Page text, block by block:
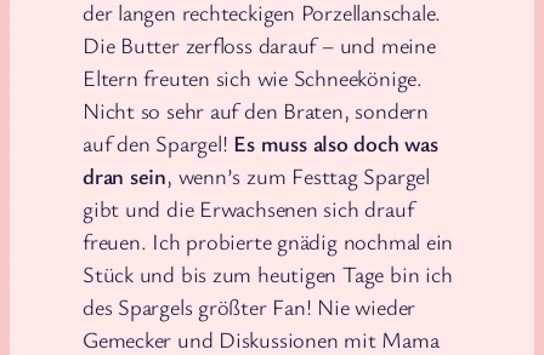
der langen rechteckigen Porzellanschale.
Die Butter zerfloss darauf – und meine
Eltern freuten sich wie Schneekönige.
Nicht so sehr auf den Braten, sondern
auf den Spargel! Es muss also doch was
dran sein, wenn’s zum Festtag Spargel
gibt und die Erwachsenen sich drauf
freuen. Ich probierte gnädig nochmal ein
Stück und bis zum heutigen Tage bin ich
des Spargels größter Fan! Nie wieder
Gemecker und Diskussionen mit Mama